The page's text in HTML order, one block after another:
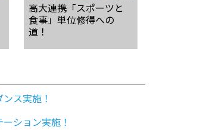
高大連携「スポーツと
食事」単位修得への
道！
ス実施！
ション実施！